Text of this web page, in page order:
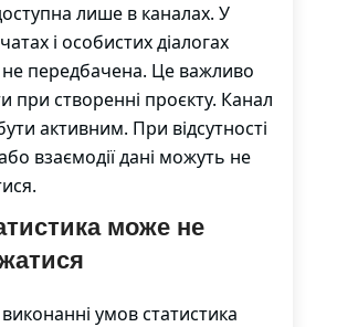
лише в каналах. У
і особистих діалогах
не передбачена. Це важливо
при створенні проєкту. Канал
активним. При відсутності
взаємодії дані можуть не
може не
умов статистика